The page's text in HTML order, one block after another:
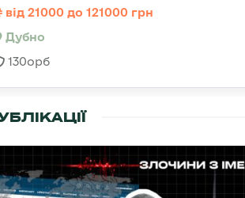
від 21000 до 121000 грн
Дубно
130орб